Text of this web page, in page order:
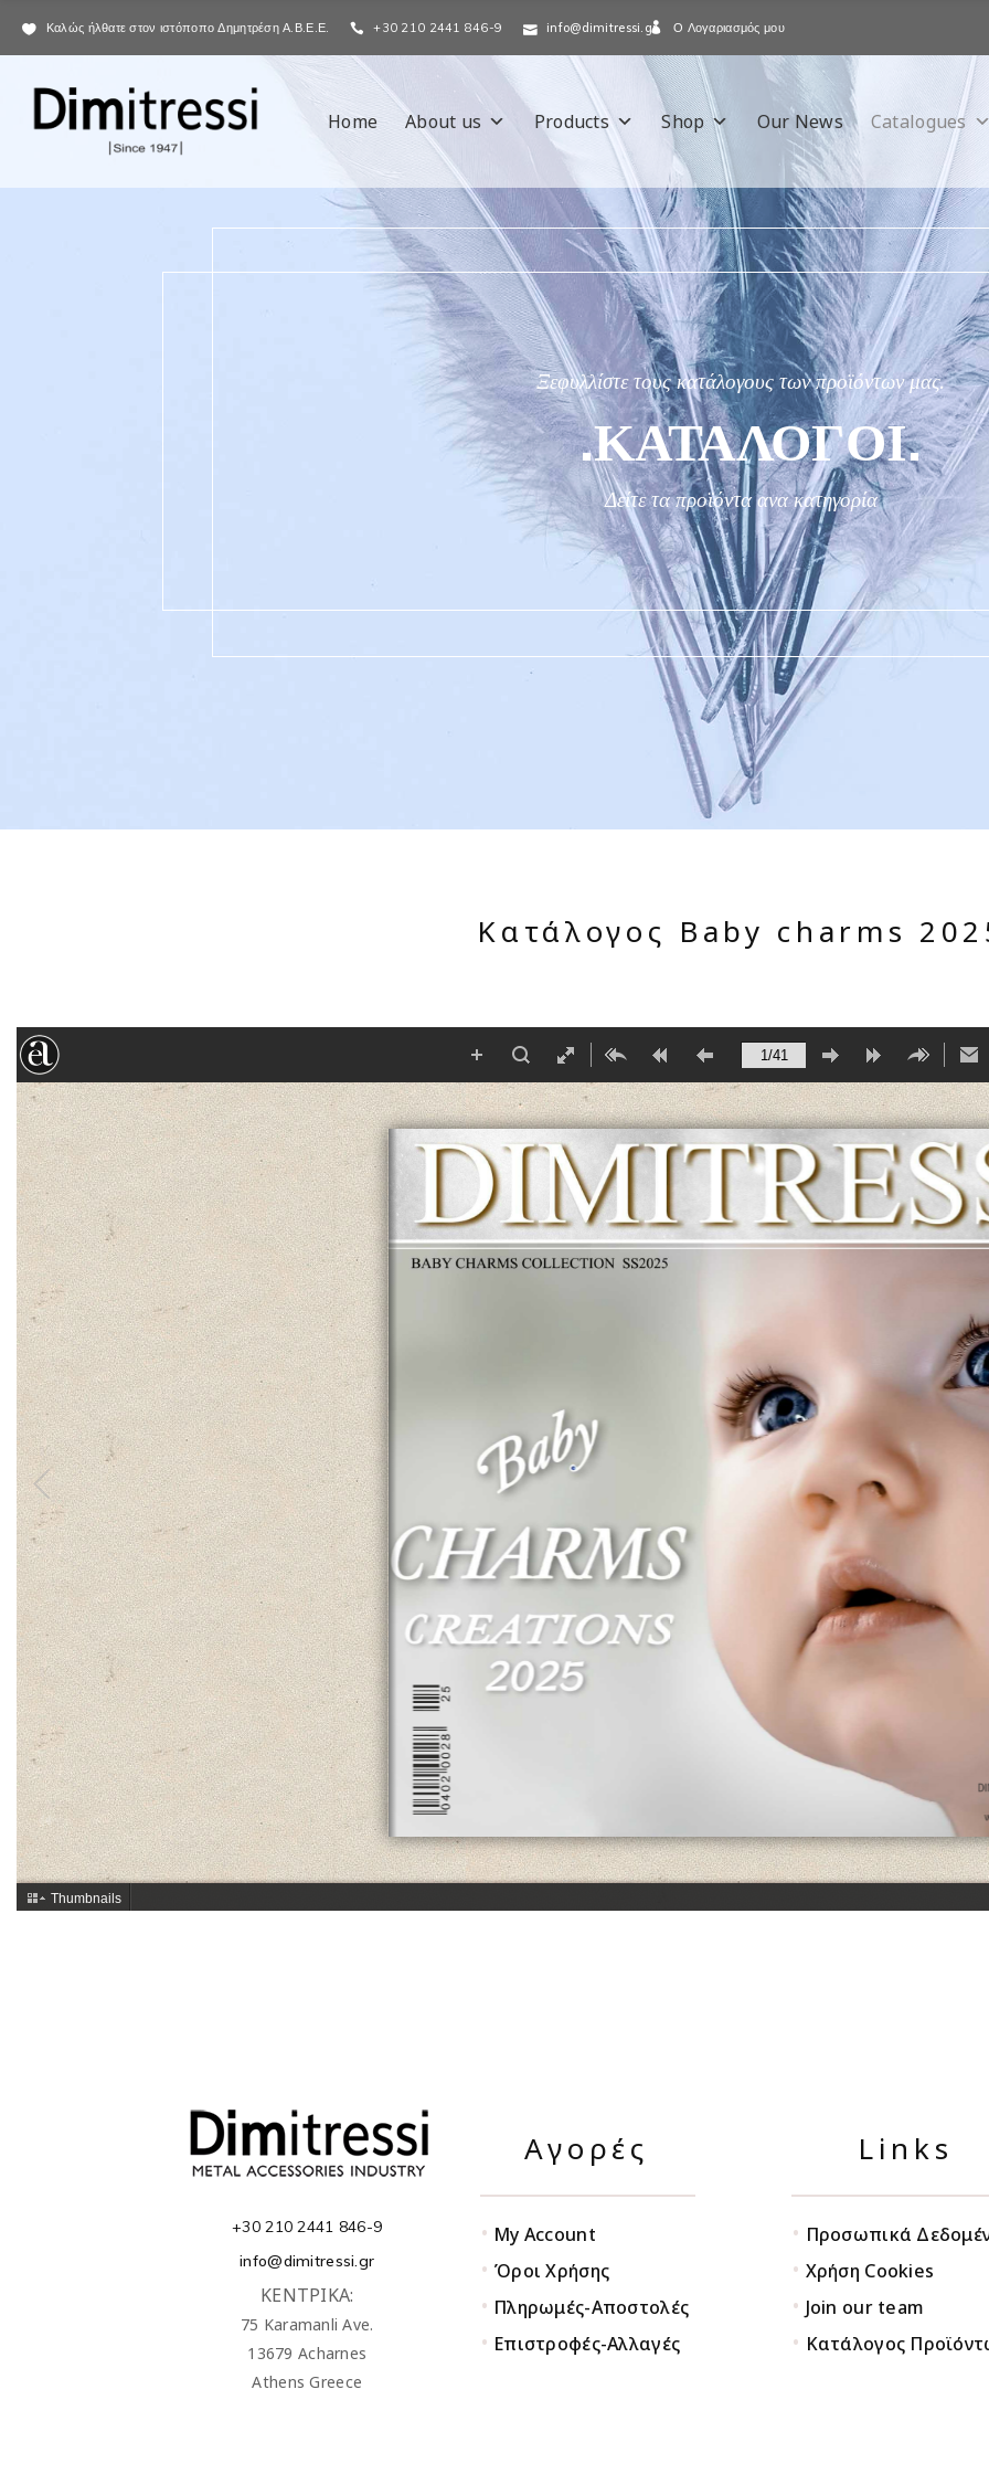
Καλώς ήλθατε στον ιστόποπο Δημητρέση Α.Β.Ε.Ε. +30 210 2441 846-9 info@dimitressi.gr Ο Λογαριασμός μου
Home About us Products Shop Our News Catalogues
Ξεφυλλίστε τους κατάλογους των προϊόντων μας.
Δείτε τα προϊόντα ανα κατηγορία
.ΚΑΤΑΛΟΓΟΙ.
Κατάλογος Baby charms
+30 210 2441 846-9
info@dimitressi.gr
ΚΕΝΤΡΙΚΑ:
75 Karamanli Ave.
13679 Acharnes
Athens Greece
Αγορές
• My Account
• Όροι Χρήσης
• Πληρωμές-Αποστολές
• Επιστροφές-Αλλαγές
Links
• Προσωπικά
• Χρήση Cookies
• Join our team
• Κατάλογος